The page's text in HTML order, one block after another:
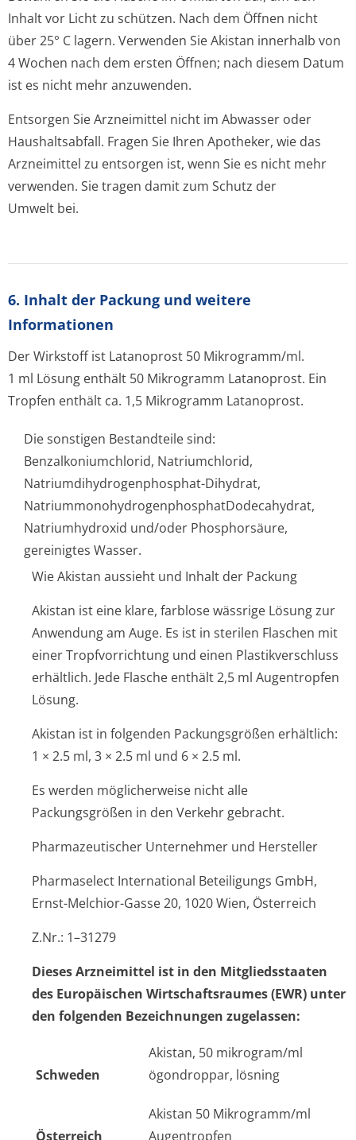
Inhalt vor Licht zu schützen. Nach dem Öffnen nicht
über 25° C lagern. Verwenden Sie Akistan innerhalb von
4 Wochen nach dem ersten Öffnen; nach diesem Datum
ist es nicht mehr anzuwenden.
Entsorgen Sie Arzneimittel nicht im Abwasser oder
Haushaltsabfall. Fragen Sie Ihren Apotheker, wie das
Arzneimittel zu entsorgen ist, wenn Sie es nicht mehr
verwenden. Sie tragen damit zum Schutz der
Umwelt bei.
6. Inhalt der Packung und weitere
Informationen
Der Wirkstoff ist Latanoprost 50 Mikrogramm/ml.
1 ml Lösung enthält 50 Mikrogramm Latanoprost. Ein
Tropfen enthält ca. 1,5 Mikrogramm Latanoprost.
Die sonstigen Bestandteile sind:
Benzalkoniumchlo­rid, Natriumchlorid,
Natriumdihydro­genphosphat-Dihydrat,
Natriummonohy­drogenphosphat­Dodecahydrat,
Natriumhydroxid und/oder Phosphorsäure,
gereinigtes Wasser.
Wie Akistan aussieht und Inhalt der Packung
Akistan ist eine klare, farblose wässrige Lösung zur
Anwendung am Auge. Es ist in sterilen Flaschen mit
einer Tropfvorrichtung und einen Plastikverschluss
erhältlich. Jede Flasche enthält 2,5 ml Augentropfen
Lösung.
Akistan ist in folgenden Packungsgrößen erhältlich:
1 × 2.5 ml, 3 × 2.5 ml und 6 × 2.5 ml.
Es werden möglicherweise nicht alle
Packungsgrößen in den Verkehr gebracht.
Pharmazeutischer Unternehmer und Hersteller
Pharmaselect International Beteiligungs GmbH,
Ernst-Melchior-Gasse 20, 1020 Wien, Österreich
Z.Nr.: 1–31279
Dieses Arzneimittel ist in den Mitgliedsstaaten
des Europäischen Wirtschaftsraumes (EWR) unter
den folgenden Bezeichnungen zugelassen:
Schweden
Akistan, 50 mikrogram/ml
ögondroppar, lösning
Österreich
Akistan 50 Mikrogramm/ml
Augentropfen